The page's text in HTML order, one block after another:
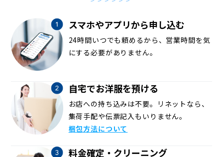
スマホやアプリから申し込む
24時間いつでも頼めるから、営業時間を気
にする必要がありません。
自宅でお洋服を預ける
お店への持ち込みは不要。リネットなら、
集荷手配や伝票記入もいりません。
梱包方法について
料金確定・クリーニング